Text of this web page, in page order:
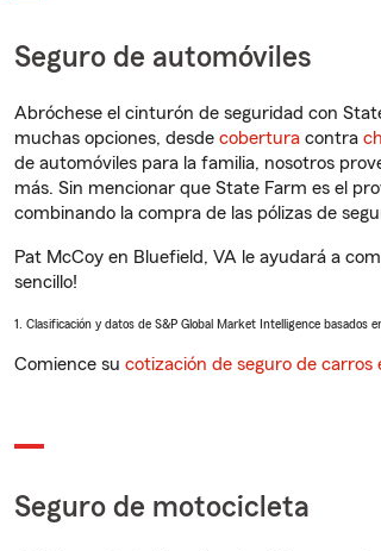
Seguro de automóviles
Abróchese el cinturón de seguridad con
muchas opciones, desde cobertura contra
de automóviles para la familia, nosotros
más. Sin mencionar que State Farm es el
combinando la compra de las pólizas de
Pat McCoy en Bluefield, VA le ayudará a
sencillo!
1. Clasificación y datos de S&P Global Market Intelligence basados
Comience su cotización de seguro de carros
Seguro de motocicleta